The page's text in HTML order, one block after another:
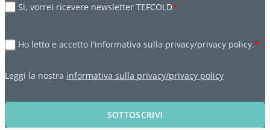
Sì, vorrei ricevere newsletter TEFCOLD*
Ho letto e accetto l'informativa sulla privacy/privacy policy.*
Leggi la nostra informativa sulla privacy/privacy policy
SOTTOSCRIVI